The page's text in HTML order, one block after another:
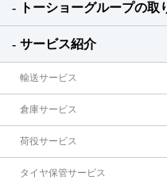
トーショーグループの取
サービス紹介
輸送サービス
倉庫サービス
荷役サービス
タイヤ保管サービス